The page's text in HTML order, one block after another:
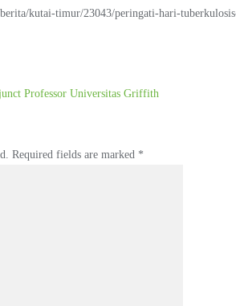
kutai-timur/23043/peringati-hari-
Professor Universitas Griffith
Required fields are marked *